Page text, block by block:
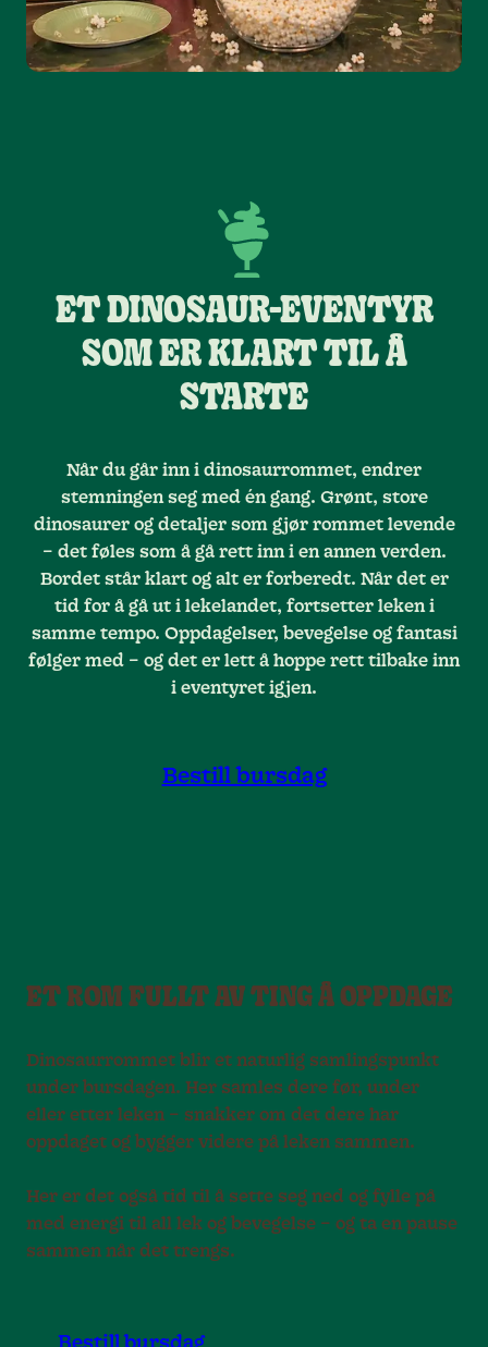
ET DINOSAUR-EVENTYR
SOM ER KLART TIL Å
STARTE
Når du går inn i dinosaurrommet, endrer
stemningen seg med én gang. Grønt, store
dinosaurer og detaljer som gjør rommet levende
– det føles som å gå rett inn i en annen verden.
Bordet står klart og alt er forberedt. Når det er
tid for å gå ut i lekelandet, fortsetter leken i
samme tempo. Oppdagelser, bevegelse og fantasi
følger med – og det er lett å hoppe rett tilbake inn
i eventyret igjen.
Bestill bursdag
ET ROM FULLT AV TING Å OPPDAGE
Dinosaurrommet blir et naturlig samlingspunkt
under bursdagen. Her samles dere før, under
eller etter leken – snakker om det dere har
oppdaget og bygger videre på leken sammen.
Her er det også tid til å sette seg ned og fylle på
med energi til all lek og bevegelse – og ta en pause
sammen når det trengs.